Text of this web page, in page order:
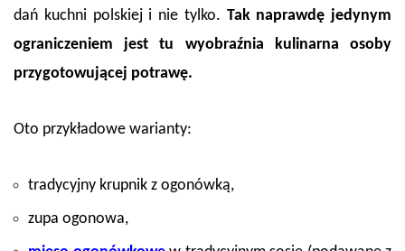
dań kuchni polskiej i nie tylko. Tak naprawdę jedynym
ograniczeniem jest tu wyobraźnia kulinarna osoby
przygotowującej potrawę.
Oto przykładowe warianty:
tradycyjny krupnik z ogonówką,
zupa ogonowa,